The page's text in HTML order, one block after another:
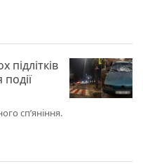
і ще момент а адвокат
затримати на кілька
в дві години бігом до суду
оскарження, бо слідчий
яка не має відношення до
підлітків
сп’яніння.